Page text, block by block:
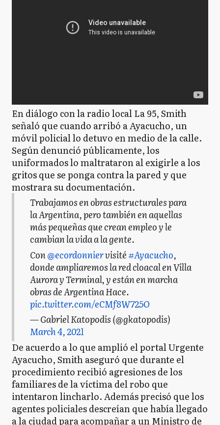
En diálogo con la radio local La 95, Smith
señaló que cuando arribó a Ayacucho, un
móvil policial lo detuvo en medio de la calle.
Según denunció públicamente, los
uniformados lo maltrataron al exigirle a los
gritos que se ponga contra la pared y que
mostrara su documentación.
Trabajamos en obras estructurales para
la Argentina, pero también en aquellas
más pequeñas que crean empleo y le
cambian la vida a la gente.
Con@ecordonniervisité#Ayacucho,
donde ampliaremos la red cloacal en Villa
Aurora y Terminal, y están en marcha
obras de Argentina Hace.
pic.twitter.com/eCMf8W725O
— Gabriel Katopodis (@gkatopodis)
March 4, 2021
De acuerdo a lo que amplió el portal Urgente
Ayacucho, Smith aseguró que durante el
procedimiento recibió agresiones de los
familiares de la víctima del robo que
intentaron lincharlo. Además precisó que los
agentes policiales descreían que había llegado
a la ciudad para acompañar a un Ministro de